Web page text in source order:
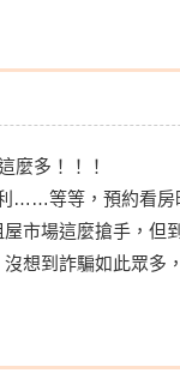
麼多！！！
……等等，預約看房
市場這麼搶手，但
想到詐騙如此眾多